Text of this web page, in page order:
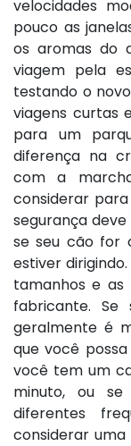
velocidades
pouco as
os aromas do
viagem pela
testando o
viagens curtas
para um
diferença na
com a
considerar
segurança
se seu cão for
estiver
tamanhos e as
fabricante.
geralmente é
que você
você tem um
minuto, ou
diferentes
considerar